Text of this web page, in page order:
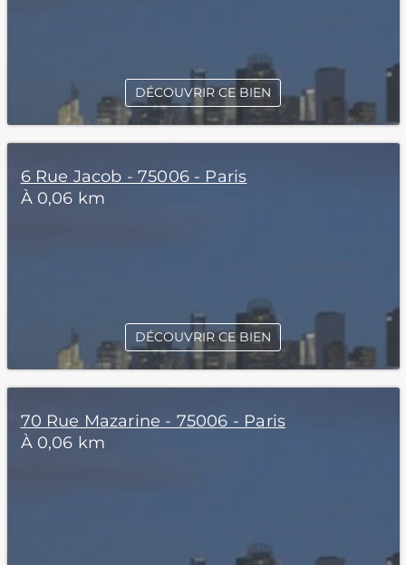
DÉCOUVRIR CE BIEN
6 Rue Jacob - 75006 - Paris
À 0,06 km
DÉCOUVRIR CE BIEN
70 Rue Mazarine - 75006 - Paris
À 0,06 km